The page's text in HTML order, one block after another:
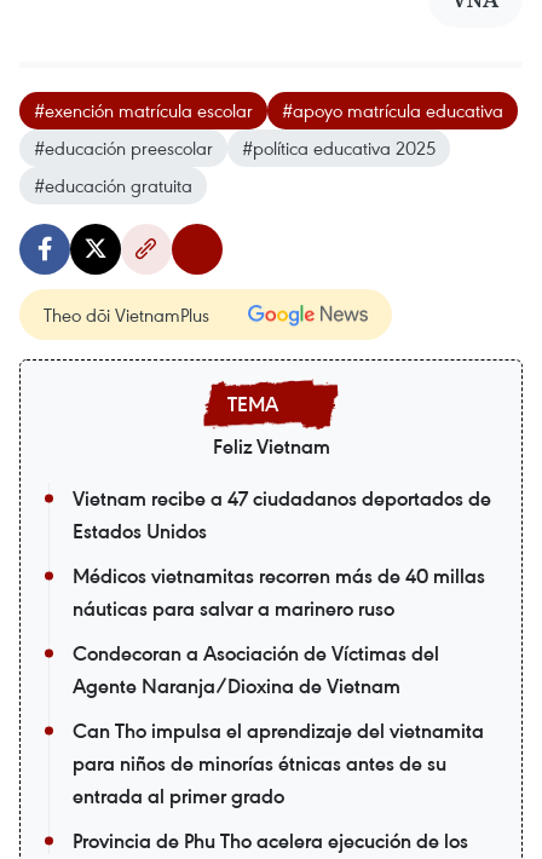
#exención matrícula escolar
#apoyo matrícula educativa
#educación preescolar
#política educativa 2025
#educación gratuita
Theo dõi VietnamPlus
Feliz Vietnam
Vietnam recibe a 47 ciudadanos deportados de
Estados Unidos
Médicos vietnamitas recorren más de 40 millas
náuticas para salvar a marinero ruso
Condecoran a Asociación de Víctimas del
Agente Naranja/Dioxina de Vietnam
Can Tho impulsa el aprendizaje del vietnamita
para niños de minorías étnicas antes de su
entrada al primer grado
Provincia de Phu Tho acelera ejecución de los